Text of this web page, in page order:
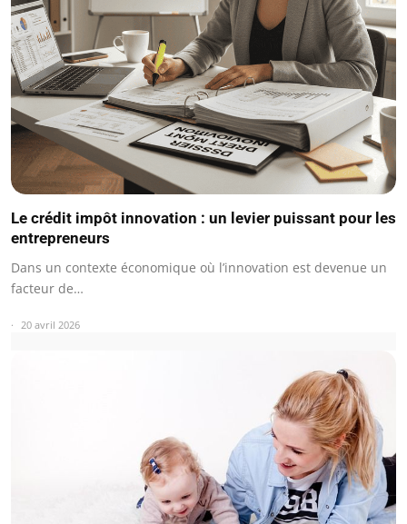
Le crédit impôt innovation : un levier puissant pour les
entrepreneurs
Dans un contexte économique où l’innovation est devenue un
facteur de…
20 avril 2026